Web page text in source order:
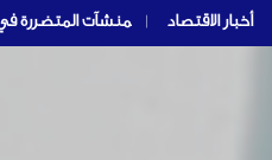
أخبار الاقتصاد |